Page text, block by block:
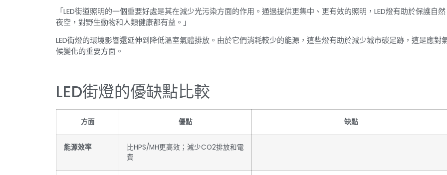
「LED街道照明的一個重要好處是其在減少光污染方面的作用。通過提供更集中、更有效的照明，LED燈有助於保護自然
夜空，對野生動物和人類健康都有益。」
LED街燈的環境影響還延伸到降低溫室氣體排放。由於它們消耗較少的能源，這些燈有助於減少城市碳足跡，這是應對
候變化的重要方面。
LED街燈的優缺點比較
方面 優點 缺點
能源效率
比HPS/MH更高效；減少CO2排放和電
費